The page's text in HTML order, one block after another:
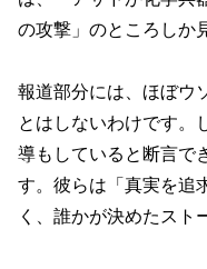
の攻撃」のところしか
報道部分には、ほぼウ
とはしないわけです。
導もしていると断言で
す。彼らは「真実を追
く、誰かが決めたスト